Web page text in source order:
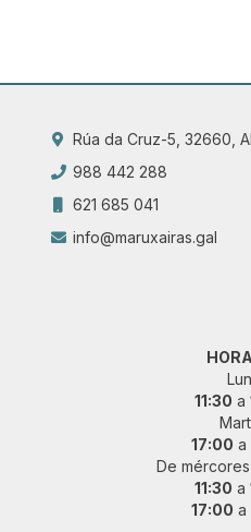
Rúa da Cruz-5, 32660,
988 442 288
621 685 041
info@maruxairas.gal
11:30 a
17:00 a
De
11:30 a
17:00 a